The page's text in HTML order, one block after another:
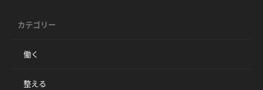
カテゴリー
働く
整える